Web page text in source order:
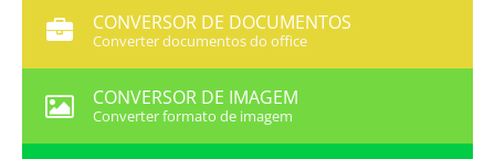
CONVERSOR DE DOCUMENTOS
Converter documentos do office
CONVERSOR DE IMAGEM
Converter formato de imagem